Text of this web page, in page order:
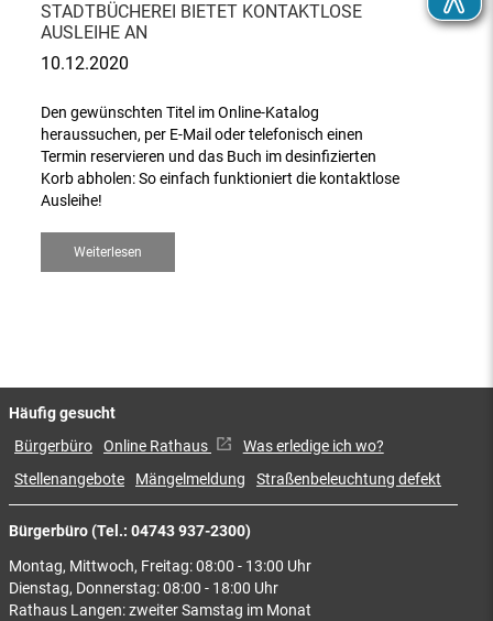
STADTBÜCHEREI BIETET KONTAKTLOSE
AUSLEIHE AN
10.12.2020
Den gewünschten Titel im Online-Katalog
heraussuchen, per E-Mail oder telefonisch einen
Termin reservieren und das Buch im desinfizierten
Korb abholen: So einfach funktioniert die kontaktlose
Ausleihe!
Weiterlesen
Bürgerbüro (Tel.: 04743 937-2300)
Montag, Mittwoch, Freitag: 08:00 - 13:00 Uhr
Dienstag, Donnerstag: 08:00 - 18:00 Uhr
Rathaus Langen: zweiter Samstag im Monat
Häufig gesucht
Bürgerbüro Online Rathaus
Was erledige ich wo?
Stellenangebote
Mängelmeldung Straßenbeleuchtung defekt